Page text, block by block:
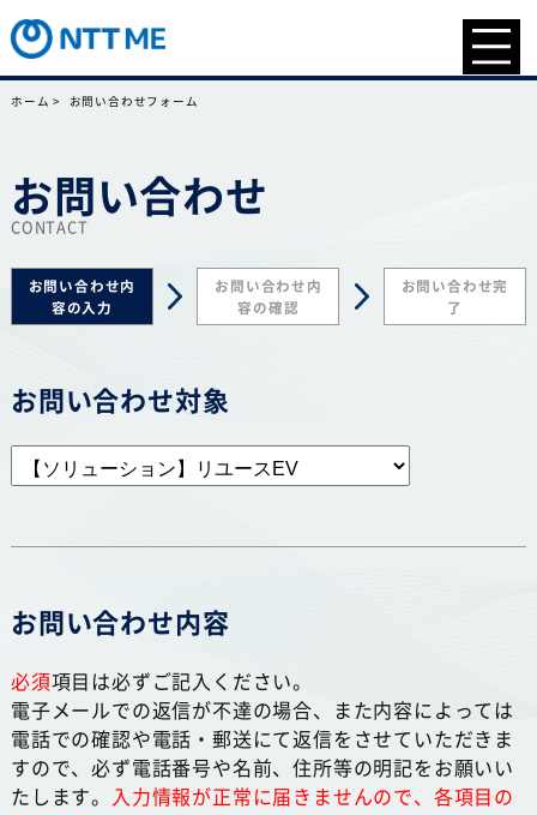
ホーム > お問い合わせフォーム
お問い合わせ
CONTACT
お問い合わせ内
容の入力
お問い合わせ内
容の確認
お問い合わせ完
了
お問い合わせ対象
お問い合わせ内容
必須項目は必ずご記入ください。
電子メールでの返信が不達の場合、また内容によっては
電話での確認や電話・郵送にて返信をさせていただきま
すので、必ず電話番号や名前、住所等の明記をお願いい
たします。
入力情報が正常に届きませんので、各項目の